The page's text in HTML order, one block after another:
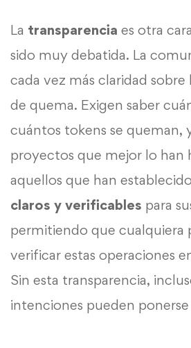
La transparencia es otra
sido muy debatida. La
cada vez más claridad sobre
de quema. Exigen saber
cuántos tokens se queman,
proyectos que mejor lo han
aquellos que han establecido
claros y verificables para
permitiendo que cualquiera
verificar estas operaciones
Sin esta transparencia,
intenciones pueden